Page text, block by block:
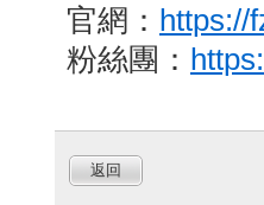
官網： https://
粉絲團：
返回